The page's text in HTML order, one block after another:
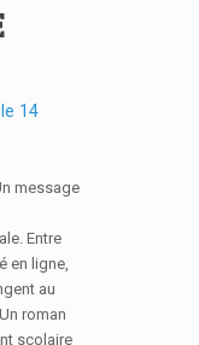
14
message
Entre
en ligne,
au
roman
scolaire